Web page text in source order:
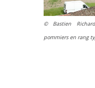
© Bastien
pommiers en rang